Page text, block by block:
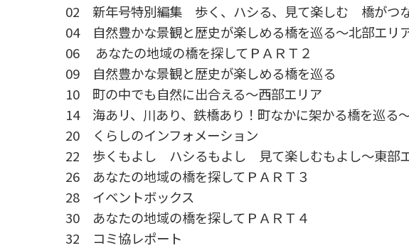
02 新年号特別編集 歩く、ハシる、見て楽しむ 橋がつ
04 自然豊かな景観と歴史が楽しめる橋を巡る～北部エリ
06 あなたの地域の橋を探してＰＡＲＴ２
09 自然豊かな景観と歴史が楽しめる橋を巡る
10 町の中でも自然に出合える～西部エリア
14 海あリ、川あり、鉄橋あり！町なかに架かる橋を巡る
20 くらしのインフォメーション
22 歩くもよし ハシるもよし 見て楽しむもよし～東部
26 あなたの地域の橋を探してＰＡＲＴ３
28 イベントボックス
30 あなたの地域の橋を探してＰＡＲＴ４
32 コミ協レポート